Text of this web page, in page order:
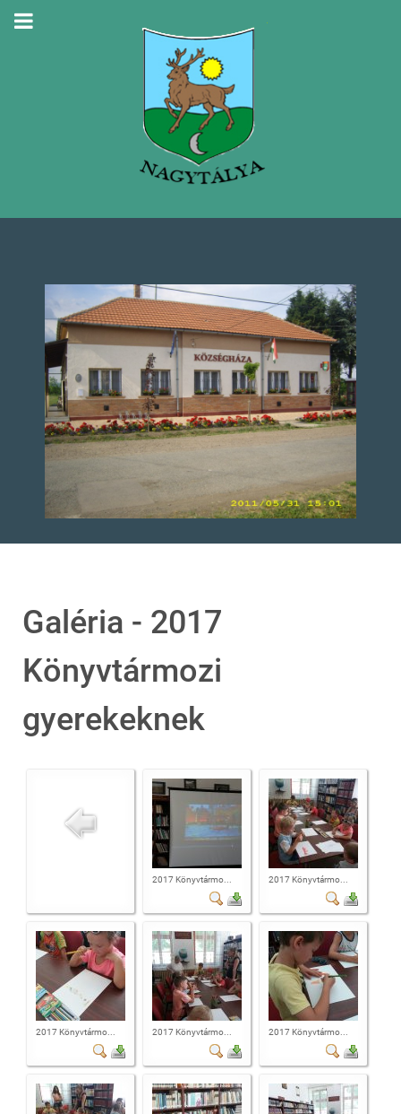
Galéria - 2017
Könyvtármozi
gyerekeknek
2017 Könyvtármo... 2017 Könyvtármo...
2017 Könyvtármo... 2017 Könyvtármo... 2017 Könyvtármo...